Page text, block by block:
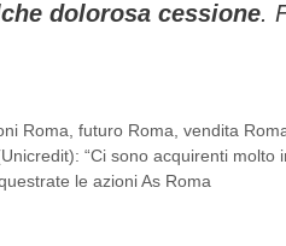
dolorosa cessione.
Roma,futuro Roma,vendita
“Ci sono acquirenti molto
le azioni As Roma